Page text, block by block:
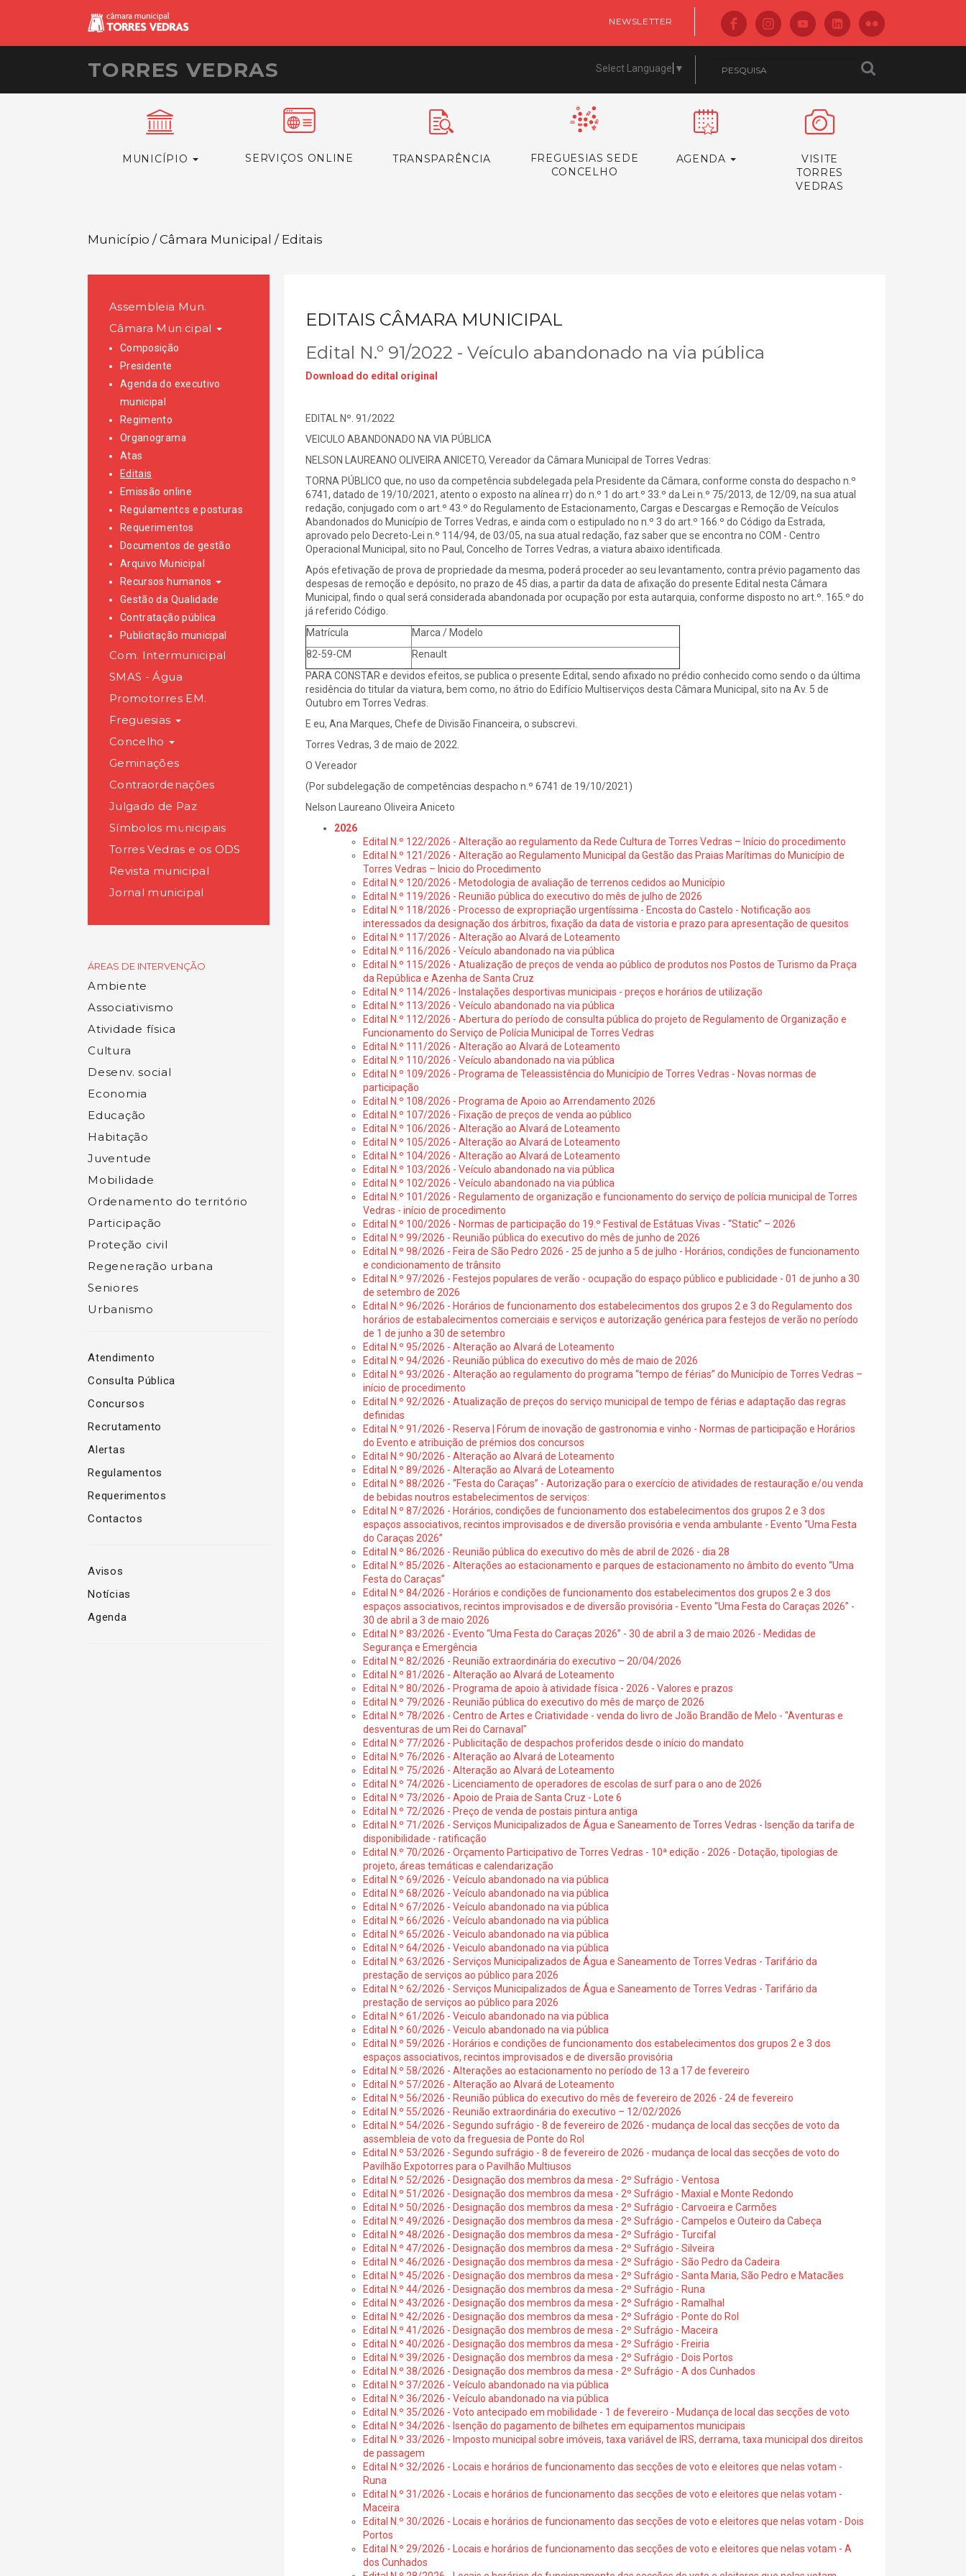
NEWSLETTER
TORRES VEDRAS Select Language ▼
MUNICÍPIO SERVIÇOS ONLINE TRANSPARÊNCIA
FREGUESIAS SEDE
CONCELHO
AGENDA
VISITE
TORRES
VEDRAS
Município / Câmara Municipal / Editais
Assembleia Mun.
Câmara Municipal
Composição
Presidente
Agenda do executivo
municipal
Regimento
Organograma
Atas
Editais
Emissão online
Regulamentos e posturas
Requerimentos
Documentos de gestão
Arquivo Municipal
Recursos humanos
Gestão da Qualidade
Contratação pública
Publicitação municipal
Com. Intermunicipal
SMAS - Água
Promotorres EM.
Freguesias
Concelho
Geminações
Contraordenações
Julgado de Paz
Símbolos municipais
Torres Vedras e os ODS
Revista municipal
Jornal municipal
ÁREAS DE INTERVENÇÃO
Ambiente
Associativismo
Atividade física
Cultura
Desenv. social
Economia
Educação
Habitação
Juventude
Mobilidade
Ordenamento do território
Participação
Proteção civil
Regeneração urbana
Seniores
Urbanismo
Atendimento
Consulta Pública
Concursos
Recrutamento
Alertas
Regulamentos
Requerimentos
Contactos
Avisos
Notícias
Agenda
EDITAIS CÂMARA MUNICIPAL
Edital N.º 91/2022 - Veículo abandonado na via pública
Download do edital original
EDITAL Nº. 91/2022
VEICULO ABANDONADO NA VIA PÚBLICA
NELSON LAUREANO OLIVEIRA ANICETO, Vereador da Câmara Municipal de Torres Vedras:
TORNA PÚBLICO que, no uso da competência subdelegada pela Presidente da Câmara, conforme consta do despacho n.º
6741, datado de 19/10/2021, atento o exposto na alínea rr) do n.º 1 do art.º 33.º da Lei n.º 75/2013, de 12/09, na sua atual
redação, conjugado com o art.º 43.º do Regulamento de Estacionamento, Cargas e Descargas e Remoção de Veículos
Abandonados do Município de Torres Vedras, e ainda com o estipulado no n.º 3 do art.º 166.º do Código da Estrada,
aprovado pelo Decreto-Lei n.º 114/94, de 03/05, na sua atual redação, faz saber que se encontra no COM - Centro
Operacional Municipal, sito no Paul, Concelho de Torres Vedras, a viatura abaixo identificada.
Após efetivação de prova de propriedade da mesma, poderá proceder ao seu levantamento, contra prévio pagamento das
despesas de remoção e depósito, no prazo de 45 dias, a partir da data de afixação do presente Edital nesta Câmara
Municipal, findo o qual será considerada abandonada por ocupação por esta autarquia, conforme disposto no art.º. 165.º do
já referido Código.
Matrícula
Marca / Modelo
82-59-CM
Renault
PARA CONSTAR e devidos efeitos, se publica o presente Edital, sendo afixado no prédio conhecido como sendo o da última
residência do titular da viatura, bem como, no átrio do Edifício Multiserviços desta Câmara Municipal, sito na Av. 5 de
Outubro em Torres Vedras.
E eu, Ana Marques, Chefe de Divisão Financeira, o subscrevi.
Torres Vedras, 3 de maio de 2022.
O Vereador
(Por subdelegação de competências despacho n.º 6741 de 19/10/2021)
Nelson Laureano Oliveira Aniceto
2026
Edital N.º 122/2026 - Alteração ao regulamento da Rede Cultura de Torres Vedras – Início do procedimento
Edital N.º 121/2026 - Alteração ao Regulamento Municipal da Gestão das Praias Marítimas do Município de
Torres Vedras – Inicio do Procedimento
Edital N.º 120/2026 - Metodologia de avaliação de terrenos cedidos ao Município
Edital N.º 119/2026 - Reunião pública do executivo do mês de julho de 2026
Edital N.º 118/2026 - Processo de expropriação urgentíssima - Encosta do Castelo - Notificação aos
interessados da designação dos árbitros, fixação da data de vistoria e prazo para apresentação de quesitos
Edital N.º 117/2026 - Alteração ao Alvará de Loteamento
Edital N.º 116/2026 - Veículo abandonado na via pública
Edital N.º 115/2026 - Atualização de preços de venda ao público de produtos nos Postos de Turismo da Praça
da República e Azenha de Santa Cruz
Edital N.º 114/2026 - Instalações desportivas municipais - preços e horários de utilização
Edital N.º 113/2026 - Veículo abandonado na via pública
Edital N.º 112/2026 - Abertura do período de consulta pública do projeto de Regulamento de Organização e
Funcionamento do Serviço de Polícia Municipal de Torres Vedras
Edital N.º 111/2026 - Alteração ao Alvará de Loteamento
Edital N.º 110/2026 - Veículo abandonado na via pública
Edital N.º 109/2026 - Programa de Teleassistência do Município de Torres Vedras - Novas normas de
participação
Edital N.º 108/2026 - Programa de Apoio ao Arrendamento 2026
Edital N.º 107/2026 - Fixação de preços de venda ao público
Edital N.º 106/2026 - Alteração ao Alvará de Loteamento
Edital N.º 105/2026 - Alteração ao Alvará de Loteamento
Edital N.º 104/2026 - Alteração ao Alvará de Loteamento
Edital N.º 103/2026 - Veículo abandonado na via pública
Edital N.º 102/2026 - Veículo abandonado na via pública
Edital N.º 101/2026 - Regulamento de organização e funcionamento do serviço de polícia municipal de Torres
Vedras - início de procedimento
Edital N.º 100/2026 - Normas de participação do 19.º Festival de Estátuas Vivas - “Static” – 2026
Edital N.º 99/2026 - Reunião pública do executivo do mês de junho de 2026
Edital N.º 98/2026 - Feira de São Pedro 2026 - 25 de junho a 5 de julho - Horários, condições de funcionamento
e condicionamento de trânsito
Edital N.º 97/2026 - Festejos populares de verão - ocupação do espaço público e publicidade - 01 de junho a 30
de setembro de 2026
Edital N.º 96/2026 - Horários de funcionamento dos estabelecimentos dos grupos 2 e 3 do Regulamento dos
horários de estabalecimentos comerciais e serviços e autorização genérica para festejos de verão no período
de 1 de junho a 30 de setembro
Edital N.º 95/2026 - Alteração ao Alvará de Loteamento
Edital N.º 94/2026 - Reunião pública do executivo do mês de maio de 2026
Edital N.º 93/2026 - Alteração ao regulamento do programa “tempo de férias” do Município de Torres Vedras –
início de procedimento
Edital N.º 92/2026 - Atualização de preços do serviço municipal de tempo de férias e adaptação das regras
definidas
Edital N.º 91/2026 - Reserva | Fórum de inovação de gastronomia e vinho - Normas de participação e Horários
do Evento e atribuição de prémios dos concursos
Edital N.º 90/2026 - Alteração ao Alvará de Loteamento
Edital N.º 89/2026 - Alteração ao Alvará de Loteamento
Edital N.º 88/2026 - “Festa do Caraças” - Autorização para o exercício de atividades de restauração e/ou venda
de bebidas noutros estabelecimentos de serviços:
Edital N.º 87/2026 - Horários, condições de funcionamento dos estabelecimentos dos grupos 2 e 3 dos
espaços associativos, recintos improvisados e de diversão provisória e venda ambulante - Evento “Uma Festa
do Caraças 2026”
Edital N.º 86/2026 - Reunião pública do executivo do mês de abril de 2026 - dia 28
Edital N.º 85/2026 - Alterações ao estacionamento e parques de estacionamento no âmbito do evento “Uma
Festa do Caraças”
Edital N.º 84/2026 - Horários e condições de funcionamento dos estabelecimentos dos grupos 2 e 3 dos
espaços associativos, recintos improvisados e de diversão provisória - Evento “Uma Festa do Caraças 2026” -
30 de abril a 3 de maio 2026
Edital N.º 83/2026 - Evento “Uma Festa do Caraças 2026” - 30 de abril a 3 de maio 2026 - Medidas de
Segurança e Emergência
Edital N.º 82/2026 - Reunião extraordinária do executivo – 20/04/2026
Edital N.º 81/2026 - Alteração ao Alvará de Loteamento
Edital N.º 80/2026 - Programa de apoio à atividade física - 2026 - Valores e prazos
Edital N.º 79/2026 - Reunião pública do executivo do mês de março de 2026
Edital N.º 78/2026 - Centro de Artes e Criatividade - venda do livro de João Brandão de Melo - "Aventuras e
desventuras de um Rei do Carnaval"
Edital N.º 77/2026 - Publicitação de despachos proferidos desde o início do mandato
Edital N.º 76/2026 - Alteração ao Alvará de Loteamento
Edital N.º 75/2026 - Alteração ao Alvará de Loteamento
Edital N.º 74/2026 - Licenciamento de operadores de escolas de surf para o ano de 2026
Edital N.º 73/2026 - Apoio de Praia de Santa Cruz - Lote 6
Edital N.º 72/2026 - Preço de venda de postais pintura antiga
Edital N.º 71/2026 - Serviços Municipalizados de Água e Saneamento de Torres Vedras - Isenção da tarifa de
disponibilidade - ratificação
Edital N.º 70/2026 - Orçamento Participativo de Torres Vedras - 10ª edição - 2026 - Dotação, tipologias de
projeto, áreas temáticas e calendarização
Edital N.º 69/2026 - Veículo abandonado na via pública
Edital N.º 68/2026 - Veículo abandonado na via pública
Edital N.º 67/2026 - Veículo abandonado na via pública
Edital N.º 66/2026 - Veículo abandonado na via pública
Edital N.º 65/2026 - Veiculo abandonado na via pública
Edital N.º 64/2026 - Veiculo abandonado na via pública
Edital N.º 63/2026 - Serviços Municipalizados de Água e Saneamento de Torres Vedras - Tarifário da
prestação de serviços ao público para 2026
Edital N.º 62/2026 - Serviços Municipalizados de Água e Saneamento de Torres Vedras - Tarifário da
prestação de serviços ao público para 2026
Edital N.º 61/2026 - Veiculo abandonado na via pública
Edital N.º 60/2026 - Veiculo abandonado na via pública
Edital N.º 59/2026 - Horários e condições de funcionamento dos estabelecimentos dos grupos 2 e 3 dos
espaços associativos, recintos improvisados e de diversão provisória
Edital N.º 58/2026 - Alterações ao estacionamento no período de 13 a 17 de fevereiro
Edital N.º 57/2026 - Alteração ao Alvará de Loteamento
Edital N.º 56/2026 - Reunião pública do executivo do mês de fevereiro de 2026 - 24 de fevereiro
Edital N.º 55/2026 - Reunião extraordinária do executivo – 12/02/2026
Edital N.º 54/2026 - Segundo sufrágio - 8 de fevereiro de 2026 - mudança de local das secções de voto da
assembleia de voto da freguesia de Ponte do Rol
Edital N.º 53/2026 - Segundo sufrágio - 8 de fevereiro de 2026 - mudança de local das secções de voto do
Pavilhão Expotorres para o Pavilhão Multiusos
Edital N.º 52/2026 - Designação dos membros da mesa - 2º Sufrágio - Ventosa
Edital N.º 51/2026 - Designação dos membros da mesa - 2º Sufrágio - Maxial e Monte Redondo
Edital N.º 50/2026 - Designação dos membros da mesa - 2º Sufrágio - Carvoeira e Carmões
Edital N.º 49/2026 - Designação dos membros da mesa - 2º Sufrágio - Campelos e Outeiro da Cabeça
Edital N.º 48/2026 - Designação dos membros da mesa - 2º Sufrágio - Turcifal
Edital N.º 47/2026 - Designação dos membros da mesa - 2º Sufrágio - Silveira
Edital N.º 46/2026 - Designação dos membros da mesa - 2º Sufrágio - São Pedro da Cadeira
Edital N.º 45/2026 - Designação dos membros da mesa - 2º Sufrágio - Santa Maria, São Pedro e Matacães
Edital N.º 44/2026 - Designação dos membros da mesa - 2º Sufrágio - Runa
Edital N.º 43/2026 - Designação dos membros da mesa - 2º Sufrágio - Ramalhal
Edital N.º 42/2026 - Designação dos membros da mesa - 2º Sufrágio - Ponte do Rol
Edital N.º 41/2026 - Designação dos membros de mesa - 2º Sufrágio - Maceira
Edital N.º 40/2026 - Designação dos membros da mesa - 2º Sufrágio - Freiria
Edital N.º 39/2026 - Designação dos membros da mesa - 2º Sufrágio - Dois Portos
Edital N.º 38/2026 - Designação dos membros da mesa - 2º Sufrágio - A dos Cunhados
Edital N.º 37/2026 - Veículo abandonado na via pública
Edital N.º 36/2026 - Veículo abandonado na via pública
Edital N.º 35/2026 - Voto antecipado em mobilidade - 1 de fevereiro - Mudança de local das secções de voto
Edital N.º 34/2026 - Isenção do pagamento de bilhetes em equipamentos municipais
Edital N.º 33/2026 - Imposto municipal sobre imóveis, taxa variável de IRS, derrama, taxa municipal dos direitos
de passagem
Edital N.º 32/2026 - Locais e horários de funcionamento das secções de voto e eleitores que nelas votam -
Runa
Edital N.º 31/2026 - Locais e horários de funcionamento das secções de voto e eleitores que nelas votam -
Maceira
Edital N.º 30/2026 - Locais e horários de funcionamento das secções de voto e eleitores que nelas votam - Dois
Portos
Edital N.º 29/2026 - Locais e horários de funcionamento das secções de voto e eleitores que nelas votam - A
dos Cunhados